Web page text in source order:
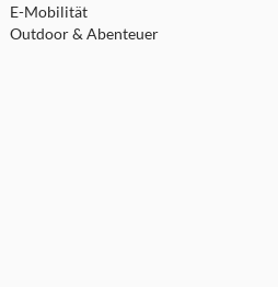
E-Mobilität
Outdoor & Abenteuer